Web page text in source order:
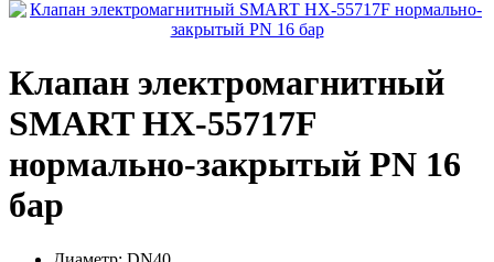
Клапан электромагнитный
SMART HX-55717F
нормально-закрытый PN 16
бар